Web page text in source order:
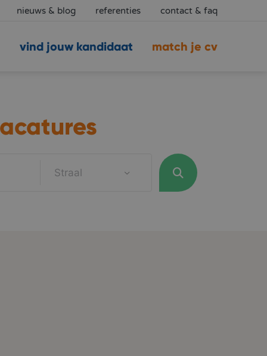
nieuws & blog referenties contact & faq
match je cv
vind jouw kandidaat
Straal